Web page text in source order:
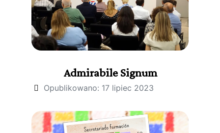
Admirabile Signum
Opublikowano: 17 lipiec 2023